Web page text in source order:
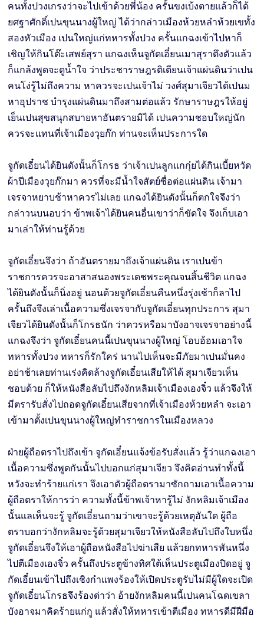
คนทั้งปวงเกรงว่าจะไปเข้าด้วยพี่น้อง ครั้นขงเบ้งตายแล้วก็ได้
ยศฐาศักดิ์เปนขุนนางผู้ใหญ่ ได้ว่ากล่าวเมืองห้วยหลำห้วยเขทั้ง
สองหัวเมือง เปนใหญ่แก่ทหารทั้งปวง ครั้นแกฉงเข้าไปหาก็
เชิญให้กินโต๊ะเสพย์สุรา แกฉงเห็นจูกัดเอี๋ยนเมาสุราตึงตัวแล้ว
ก็แกล้งพูดจะดูนํ้าใจ ว่าประชาราษฎรติเตียนเจ้าแผ่นดินว่าเปน
คนโง่รู้ไม่ถึงความ หาควรจะเปนเจ้าไม่ วงศ์สุมาเจียวได้เปนม
หาอุปราช บำรุงแผ่นดินมาถึงสามต่อแล้ว รักษาราษฎรให้อยู่
เย็นเปนสุขสนุกสบายหาอันตรายมิได้ เปนความชอบใหญ่นัก
ควรจะแทนที่เจ้าเมืองวุยก๊ก ท่านจะเห็นประการใด
จูกัดเอี๋ยนได้ยินดังนั้นก็โกรธ ว่าเจ้าเปนลูกแกกุ๋ยได้กินเบี้ยหวัด
ผ้าปีเมืองวุยก๊กมา ควรที่จะมีน้ำใจสัตย์ซื่อต่อแผ่นดิน เจ้ามา
เจรจาหยาบช้าหาควรไม่เลย แกฉงได้ยินดังนั้นก็ตกใจจึงว่า
กล่าวนบนอบว่า ข้าพเจ้าได้ยินคนอื่นเขาว่าก็ขัดใจ จึงเก็บเอา
มาเล่าให้ท่านรู้ด้วย
จูกัดเอี๋ยนจึงว่า ถ้าอันตรายมาถึงเจ้าแผ่นดิน เราเปนข้า
ราชการควรจะอาสาสนองพระเดชพระคุณจนสิ้นชีวิต แกฉง
ได้ยินดังนั้นก็นิ่งอยู่ นอนด้วยจูกัดเอี๋ยนคืนหนึ่งรุ่งเช้าก็ลาไป
ครั้นถึงจึงเล่าเนื้อความซึ่งเจรจากับจูกัดเอี๋ยนทุกประการ สุมา
เจียวได้ยินดังนั้นก็โกรธนัก ว่าควรหรือมาบังอาจเจรจาอย่างนี้
แกฉงจึงว่า จูกัดเอี๋ยนคนนี้เปนขุนนางผู้ใหญ่ โอบอ้อมเอาใจ
ทหารทั้งปวง ทหารก็รักใคร่ นานไปเห็นจะมีภัยมาเปนมั่นคง
อย่าช้าเลยท่านเร่งคิดล้างจูกัดเอี๋ยนเสียให้ได้ สุมาเจียวเห็น
ชอบด้วย ก็ให้หนังสือลับไปถึงงักหลิมเจ้าเมืองเองจิ๋ว แล้วจึงให้
มีตรารับสั่งไปถอดจูกัดเอี๋ยนเสียจากที่เจ้าเมืองห้วยหลำ จะเอา
เข้ามาตั้งเปนขุนนางผู้ใหญ่ทำราชการในเมืองหลวง
ฝ่ายผู้ถือตราไปถึงเข้า จูกัดเอี๋ยนแจ้งข้อรับสั่งแล้ว รู้ว่าแกฉงเอา
เนื้อความซึ่งพูดกันนั้นไปบอกแก่สุมาเจียว จึงคิดอ่านทำทั้งนี้
หวังจะทำร้ายแก่เรา จึงเอาตัวผู้ถือตรามาซักถามเอาเนื้อความ
ผู้ถือตราให้การว่า ความทั้งนี้ข้าพเจ้าหารู้ไม่ งักหลิมเจ้าเมือง
นั้นแลเห็นจะรู้ จูกัดเอี๋ยนถามว่าเขาจะรู้ด้วยเหตุอันใด ผู้ถือ
ตราบอกว่างักหลิมจะรู้ด้วยสุมาเจียวให้หนังสือลับไปถึงใบหนึ่ง
จูกัดเอี๋ยนจึงให้เอาผู้ถือหนังสือไปฆ่าเสีย แล้วยกทหารพันหนึ่ง
ไปตีเมืองเองจิ๋ว ครั้นถึงประตูข้างทิศใต้เห็นประตูเมืองปิดอยู่ จู
กัดเอี๋ยนเข้าไปถึงเชิงกำแพงร้องให้เปิดประตูรับไม่มีผู้ใดจะเปิด
จูกัดเอี๋ยนโกรธจึงร้องด่าว่า อ้ายงักหลิมคนนี้เปนคนโฉดเขลา
บังอาจมาคิดร้ายแก่กู แล้วสั่งให้ทหารเข้าตีเมือง ทหารดีมีฝีมือ